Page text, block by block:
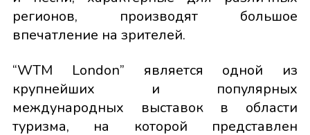
регионов, производят большое
впечатление на зрителей.
“WTM London” является одной из
крупнейших и популярных
международных выставок в области
туризма, на которой представлен